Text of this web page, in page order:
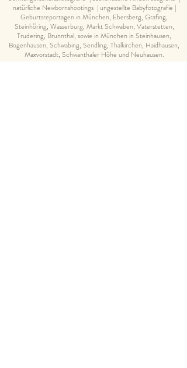
natürliche Newbornshootings | ungestellte Babyfotografie |
Geburtsreportagen in München, Ebersberg, Grafing,
Steinhöring, Wasserburg, Markt Schwaben, Vaterstetten,
Trudering, Brunnthal, sowie in München in Steinhausen,
Bogenhausen, Schwabing, Sendling, Thalkirchen, Haidhausen,
Maxvorstadt, Schwanthaler Höhe und Neuhausen.